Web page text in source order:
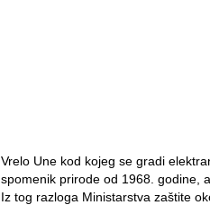
Vrelo Une kod kojeg se gradi
spomenik prirode od 1968. godine,
Iz tog razloga Ministarstva zaštite